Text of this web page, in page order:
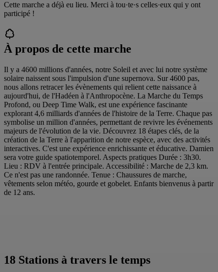
Cette marche a déjà eu lieu. Merci à tou·te·s celles·eux qui y ont
participé !
À propos de cette marche
Il y a 4600 millions d'années, notre Soleil et avec lui notre système
solaire naissent sous l'impulsion d'une supernova. Sur 4600 pas,
nous allons retracer les évènements qui relient cette naissance à
aujourd'hui, de l'Hadéen à l'Anthropocène. La Marche du Temps
Profond, ou Deep Time Walk, est une expérience fascinante
explorant 4,6 milliards d'années de l'histoire de la Terre. Chaque pas
symbolise un million d'années, permettant de revivre les événements
majeurs de l'évolution de la vie. Découvrez 18 étapes clés, de la
création de la Terre à l'apparition de notre espèce, avec des activités
interactives. C'est une expérience enrichissante et éducative. Damien
sera votre guide spatiotemporel. Aspects pratiques Durée : 3h30.
Lieu : RDV à l'entrée principale. Accessibilité : Marche de 2,3 km.
Ce n'est pas une randonnée. Tenue : Chaussures de marche,
vêtements selon météo, gourde et gobelet. Enfants bienvenus à partir
de 12 ans.
18 Stations à travers le temps